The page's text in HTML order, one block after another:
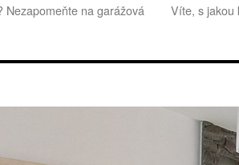
Nezapomeňte na garážová
Víte, s jakou